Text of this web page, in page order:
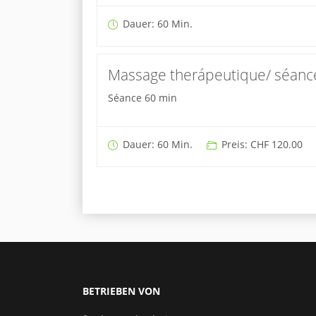
Dauer: 60 Min.
Massage therápeutique/
Séance 60 min
Dauer: 60 Min. Preis: CHF 120.00
BETRIEBEN VON